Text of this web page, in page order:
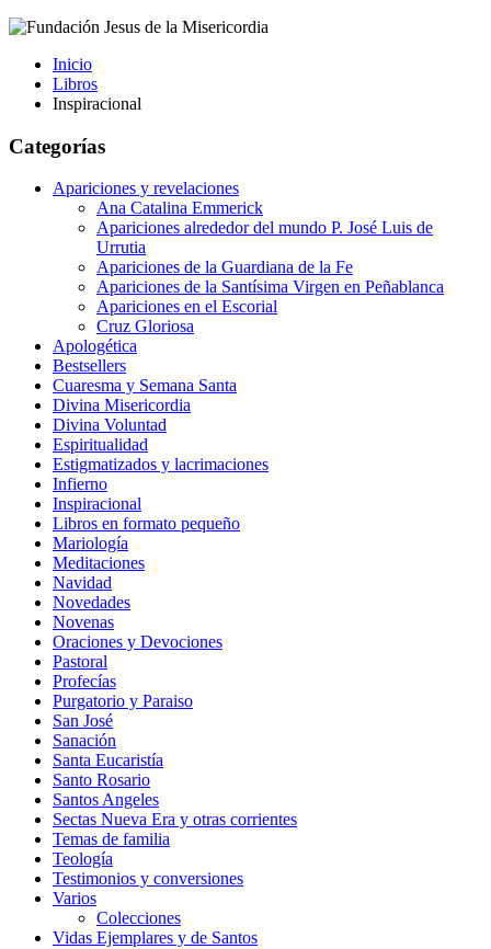
Inicio
Libros
Inspiracional
Categorías
Apariciones y revelaciones
Ana Catalina Emmerick
Apariciones alrededor del mundo P. José Luis de
Urrutia
Apariciones de la Guardiana de la Fe
Apariciones de la Santísima Virgen en Peñablanca
Apariciones en el Escorial
Cruz Gloriosa
Apologética
Bestsellers
Cuaresma y Semana Santa
Divina Misericordia
Divina Voluntad
Espiritualidad
Estigmatizados y lacrimaciones
Infierno
Inspiracional
Libros en formato pequeño
Mariología
Meditaciones
Navidad
Novedades
Novenas
Oraciones y Devociones
Pastoral
Profecías
Purgatorio y Paraiso
San José
Sanación
Santa Eucaristía
Santo Rosario
Santos Angeles
Sectas Nueva Era y otras corrientes
Temas de familia
Teología
Testimonios y conversiones
Varios
Colecciones
Vidas Ejemplares y de Santos